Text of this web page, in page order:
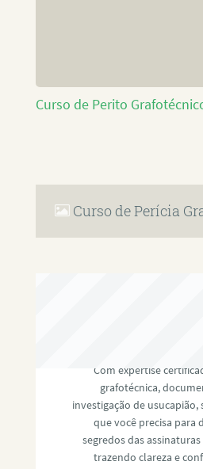
Curso de Perito
Curso de Perícia
Com expertise
grafotécnica,
investigação de usucapião,
que você precisa para
segredos das
trazendo clareza e